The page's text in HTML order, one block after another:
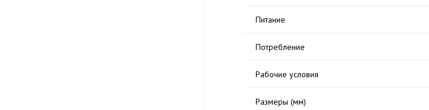
Питание
Потребление
Рабочие условия
Размеры (мм)